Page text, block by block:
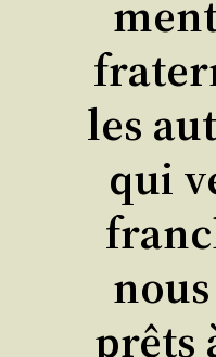
les
qui
prêts